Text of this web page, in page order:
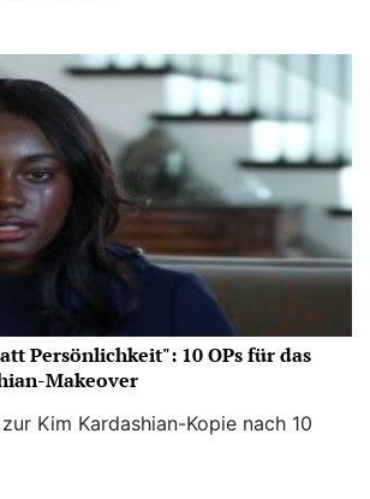
Persönlichkeit": 10 OPs für das
Makeover
Kim Kardashian-Kopie nach 10